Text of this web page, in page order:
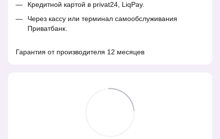
Кредитной картой в privat24, LiqPay.
Через кассу или терминал самообслуживания
Приватбанк.
Гарантия от производителя 12 месяцев